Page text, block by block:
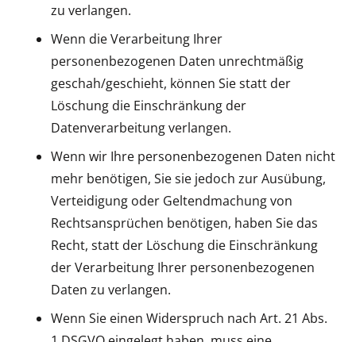
zu verlangen.
Wenn die Verarbeitung Ihrer
personenbezogenen Daten unrechtmäßig
geschah/geschieht, können Sie statt der
Löschung die Einschränkung der
Datenverarbeitung verlangen.
Wenn wir Ihre personenbezogenen Daten nicht
mehr benötigen, Sie sie jedoch zur Ausübung,
Verteidigung oder Geltendmachung von
Rechtsansprüchen benötigen, haben Sie das
Recht, statt der Löschung die Einschränkung
der Verarbeitung Ihrer personenbezogenen
Daten zu verlangen.
Wenn Sie einen Widerspruch nach Art. 21 Abs.